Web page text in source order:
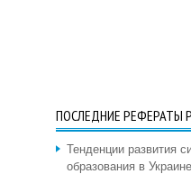
ПОСЛЕДНИЕ РЕФЕРАТЫ
Тенденции развития
образования в